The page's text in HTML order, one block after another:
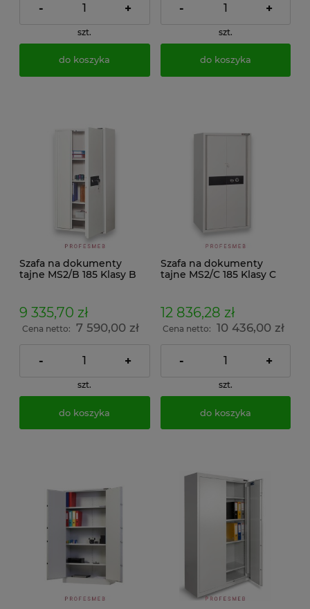
- +
szt.
do koszyka
- +
szt.
do koszyka
Szafa na dokumenty
tajne MS2/B 185 Klasy B
9 335,70 zł
Cena netto: 7 590,00 zł
- +
szt.
do koszyka
Szafa na dokumenty
tajne MS2/C 185 Klasy C
12 836,28 zł
Cena netto: 10 436,00 zł
- +
szt.
do koszyka